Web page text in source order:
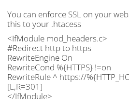
You can enforce SSL on your
this to your .htacess
<IfModule mod_headers.c>
#Redirect http to https
RewriteEngine On
RewriteCond %{HTTPS} !=on
RewriteRule ^ https://
[L,R=301]
</IfModule>